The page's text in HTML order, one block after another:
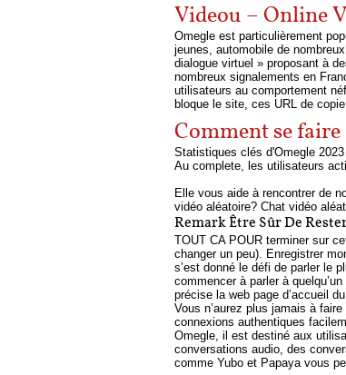
Videou – Online
Omegle est particulièrement
jeunes, automobile de
dialogue virtuel » proposant à
nombreux signalements en
utilisateurs au comportement
bloque le site, ces URL de
Comment se faire
Statistiques clés d'Omegle 2023
Au complete, les utilisateurs
Elle vous aide à rencontrer de
vidéo aléatoire? Chat vidéo
Remark Être Sûr De
TOUT CA POUR terminer sur
changer un peu). Enregistrer
s’est donné le défi de parler le
commencer à parler à
précise la web page d’accueil
Vous n’aurez plus jamais à
connexions authentiques
Omegle, il est destiné aux
conversations audio, des
comme Yubo et Papaya vous